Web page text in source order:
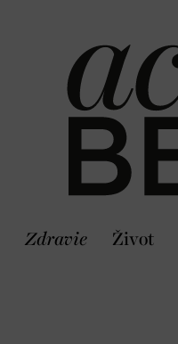
Zdravie Život